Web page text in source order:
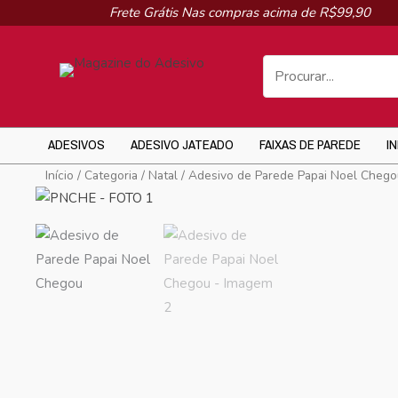
Frete Grátis Nas compras acima de R$99,90
ADESIVOS ADESIVO JATEADO FAIXAS DE PAREDE
Início / Categoria / Natal / Adesivo de Parede Papai Noel